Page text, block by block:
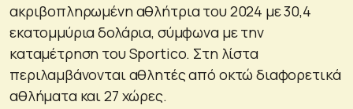
ακριβοπληρωμένη αθλήτρια του 2024 με 30,4
εκατομμύρια δολάρια, σύμφωνα με την
καταμέτρηση του Sportico. Στη λίστα
περιλαμβάνονται αθλητές από οκτώ διαφορετικά
αθλήματα και 27 χώρες.